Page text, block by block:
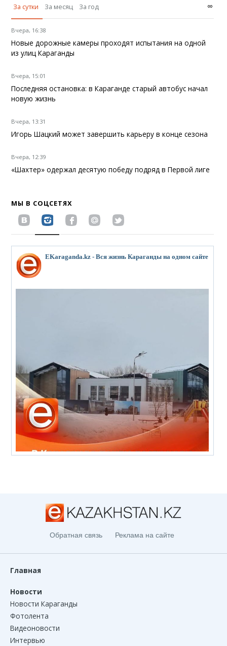
За сутки
За месяц За год ∞
Вчера, 16:38
Новые дорожные камеры проходят испытания на одной
из улиц Караганды
Вчера, 15:01
Последняя остановка: в Караганде старый автобус начал
новую жизнь
Вчера, 13:31
Игорь Шацкий может завершить карьеру в конце сезона
Вчера, 12:39
«Шахтер» одержал десятую победу подряд в Первой лиге
МЫ В СОЦСЕТЯХ
EKaraganda.kz - Вся жизнь Караганды на одном сайте
Обратная связь Реклама на сайте
Главная
Новости
Новости Караганды
Фотолента
Видеоновости
Интервью